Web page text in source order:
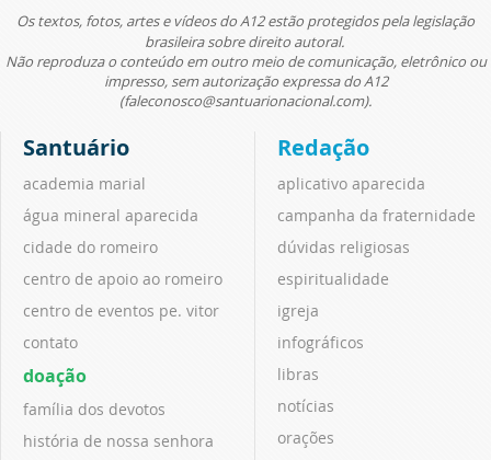
Os textos, fotos, artes e vídeos do A12 estão protegidos pela legislação
brasileira sobre direito autoral.
Não reproduza o conteúdo em outro meio de comunicação, eletrônico ou
impresso, sem autorização expressa do A12
(faleconosco@santuarionacional.com).
Santuário
academia marial
água mineral aparecida
cidade do romeiro
centro de apoio ao romeiro
centro de eventos pe. vitor
contato
doação
família dos devotos
história de nossa senhora
Redação
aplicativo aparecida
campanha da fraternidade
dúvidas religiosas
espiritualidade
igreja
infográficos
libras
notícias
orações